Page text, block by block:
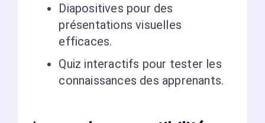
Diapositives pour des
présentations visuelles
efficaces.
Quiz interactifs pour tester les
connaissances des apprenants.